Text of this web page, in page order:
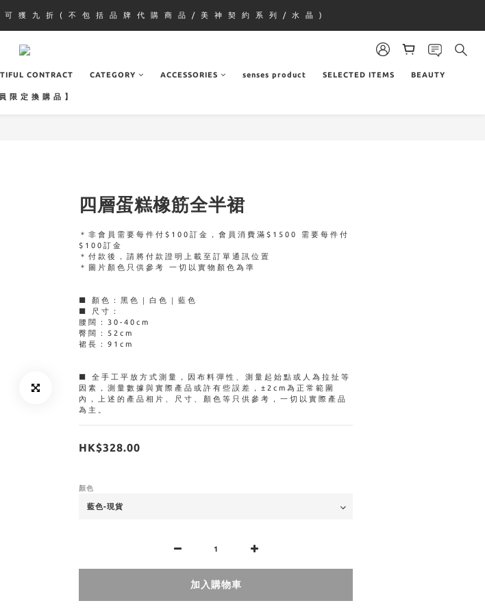
獲 九 折 ( 不 包 括 品 牌 代 購 商 品 / 美 神 契 約 系 列 / 水 晶 )
CONTRACT CATEGORY ACCESSORIES senses product SELECTED ITEMS BEAUTY
限 定 換 購 品 】
四層蛋糕橡筋全半裙
＊非會員需要每件付$100訂金，會員消費滿$1500 需要每件付
$100訂金
＊付款後，請將付款證明上載至訂單通訊位置
＊圖片顏色只供參考 一切以實物顏色為準
■ 顏色：黑色｜白色｜藍色
■ 尺寸：
腰闊：30-40cm
臀闊：52cm
裙長：91cm
■ 全手工平放方式測量，因布料彈性、測量起始點或人為拉扯等
因素，測量數據與實際產品或許有些誤差，±2cm為正常範圍
內，上述的產品相片、尺寸、顏色等只供參考，一切以實際產品
為主。
HK$328.00
顏色
加入購物車